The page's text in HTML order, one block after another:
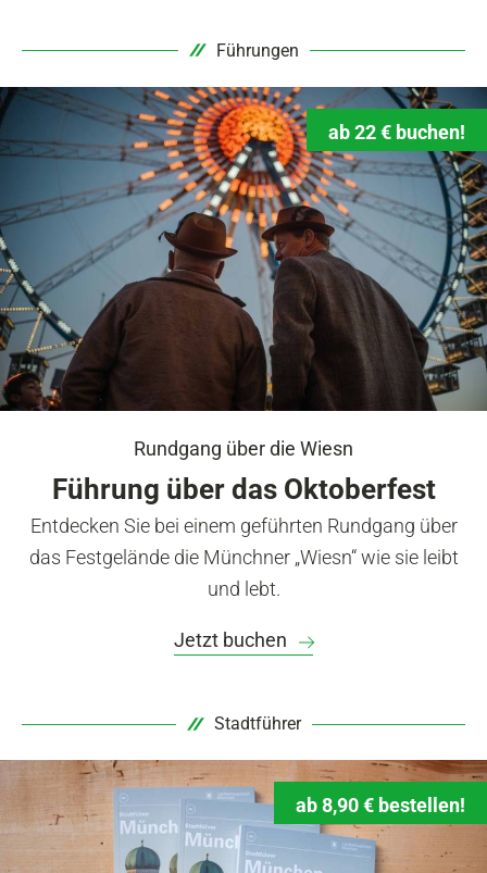
Führungen
ab 22 € buchen!
Rundgang über die Wiesn
Führung über das Oktoberfest
Entdecken Sie bei einem geführten Rundgang über
das Festgelände die Münchner „Wiesn“ wie sie leibt
und lebt.
Jetzt buchen
Stadtführer
ab 8,90 € bestellen!